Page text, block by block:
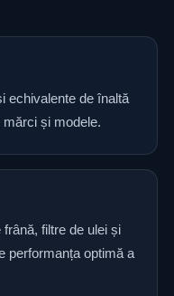
echivalente de înaltă
și modele.
filtre de ulei și
performanța optimă a